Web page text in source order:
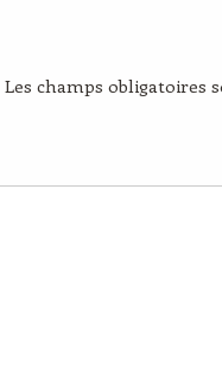
Les champs obligatoires